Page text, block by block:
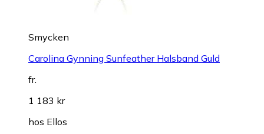
Smycken
Carolina Gynning Sunfeather Halsband Guld
fr.
1 183 kr
hos Ellos